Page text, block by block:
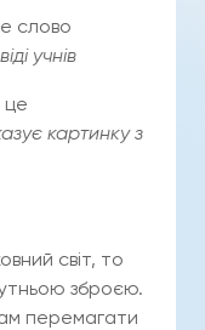
слово
учнів
це
картинку з
світ, то
зброєю.
перемагати